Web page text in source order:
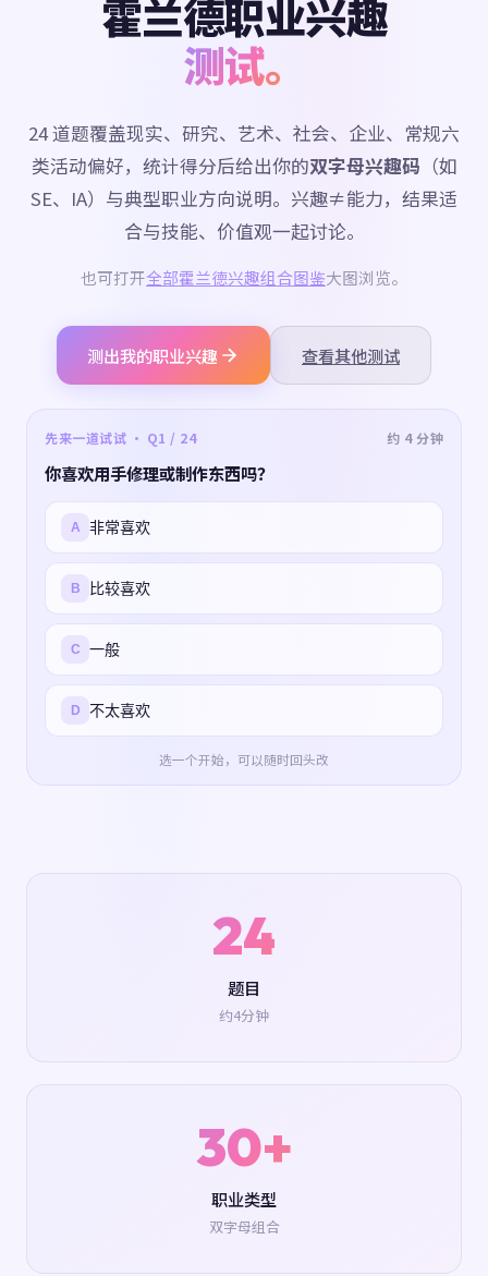
霍兰德职业兴趣
测试。
24 道题覆盖现实、研究、艺术、社会、企业、常规六
类活动偏好，统计得分后给出你的双字母兴趣码 （如
SE、IA）与典型职业方向说明。兴趣≠能力，结果适
合与技能、价值观一起讨论。
也可打开全部霍兰德兴趣组合图鉴大图浏览。
测出我的职业兴趣 查看其他测试
先来一道试试 · Q1 / 24 约 4 分钟
你喜欢用手修理或制作东西吗？
A 非常喜欢
B 比较喜欢
C 一般
D 不太喜欢
选一个开始，可以随时回头改
24
题目
约4分钟
30+
职业类型
双字母组合